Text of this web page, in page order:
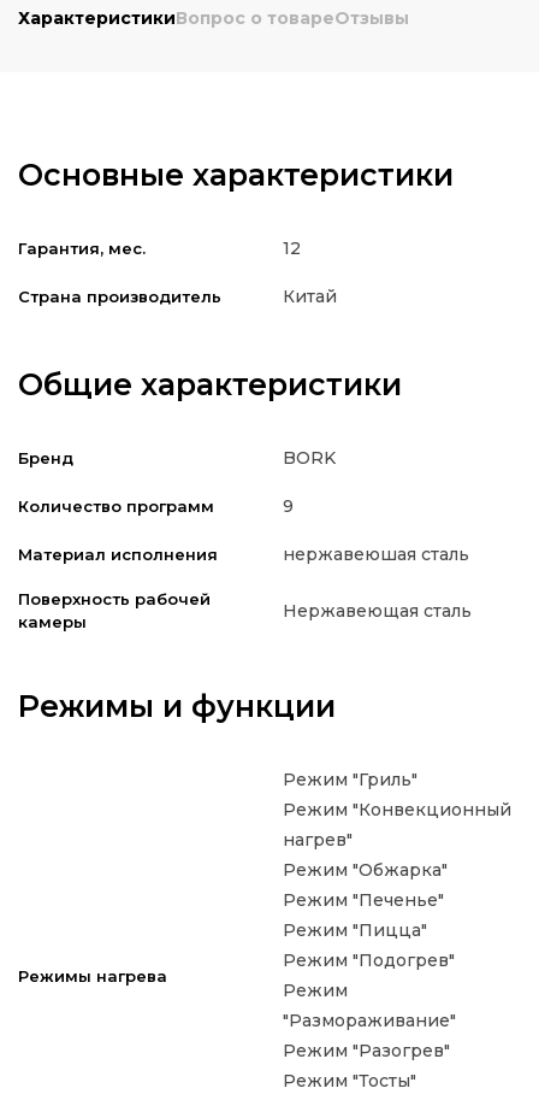
ХарактеристикиВопрос о товареОтзывы
Основные характеристики
Гарантия, мес. 12
Страна производитель Китай
Общие характеристики
Бренд BORK
Количество программ 9
Материал исполнения нержавеюшая сталь
Поверхность рабочей
камеры
Нержавеющая сталь
Режимы и функции
Режимы нагрева
Режим "Гриль"
Режим "Конвекционный
нагрев"
Режим "Обжарка"
Режим "Печенье"
Режим "Пицца"
Режим "Подогрев"
Режим
"Размораживание"
Режим "Разогрев"
Режим "Тосты"